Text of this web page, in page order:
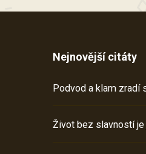
Nejnovější citáty
Podvod a klam zradí
Život bez slavností je